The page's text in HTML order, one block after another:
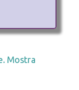
Mostra